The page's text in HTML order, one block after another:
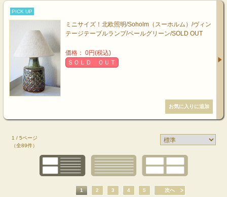
PICK UP
ミニサイズ！北欧照明/Soholm（スーホルム）/ヴィン
テージテーブルランプ/ペールグリーン/SOLD OUT
価格： 0円(税込)
ＳＯＬＤ ＯＵＴ
1 / 5ページ
（全89件）
1 2 3 4 5 次へ